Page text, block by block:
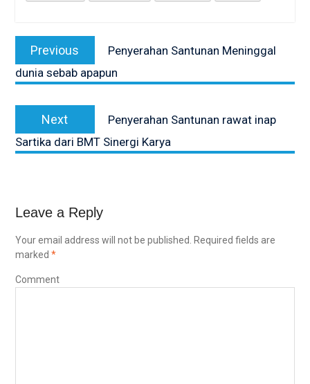
Post
navigation
Previous
Previous
post:
Penyerahan Santunan Meninggal
dunia sebab apapun
Next
Next
post:
Penyerahan Santunan rawat inap
Sartika dari BMT Sinergi Karya
Leave a Reply
Your email address will not be published.
Required fields are
marked *
Comment